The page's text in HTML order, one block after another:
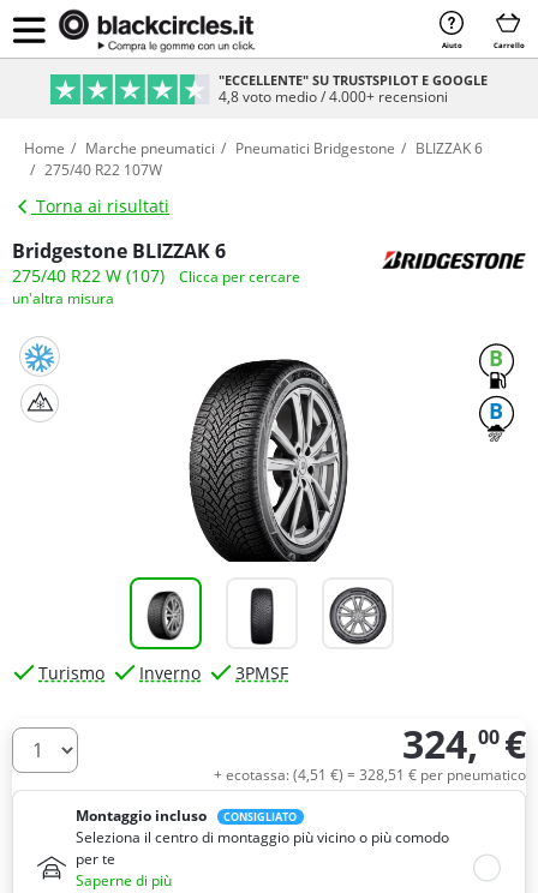
Aiuto Carrello
PAGAMENTO SICURO & RATEIZZABILE
Sicurezza e comodità al 100%
Home Marche pneumatici Pneumatici Bridgestone
BLIZZAK 6
275/40 R22 107W
Torna ai risultati
Bridgestone BLIZZAK 6
275/40 R22 W (107)
Clicca per cercare
un'altra misura
B
B
Turismo Inverno 3PMSF
Quantità 324,00 €
+ ecotassa: (4,51 €) = 328,51 € per pneumatico
Montaggio incluso
CONSIGLIATO
Seleziona il centro di montaggio più vicino o più comodo
per te
Saperne di più